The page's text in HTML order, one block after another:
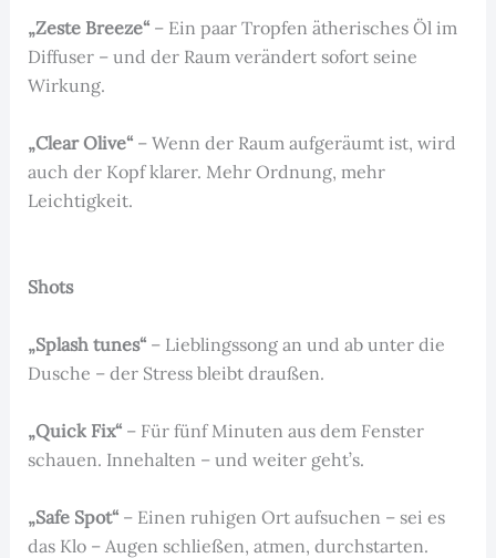
„Zeste Breeze“– Ein paar Tropfen ätherisches Öl im
Diffuser – und der Raum verändert sofort seine
Wirkung.
„Clear Olive“– Wenn der Raum aufgeräumt ist, wird
auch der Kopf klarer. Mehr Ordnung, mehr
Leichtigkeit.
Shots
„Splash tunes“– Lieblingssong an und ab unter die
Dusche – der Stress bleibt draußen.
„Quick Fix“– Für fünf Minuten aus dem Fenster
schauen. Innehalten – und weiter geht’s.
„Safe Spot“ – Einen ruhigen Ort aufsuchen – sei es
das Klo – Augen schließen, atmen, durchstarten.